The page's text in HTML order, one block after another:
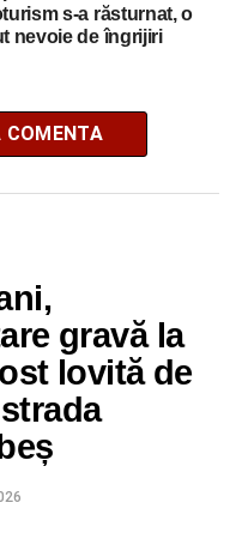
s-a răsturnat, o
nevoie de îngrijiri
COMENTA
gravă la
lovită de